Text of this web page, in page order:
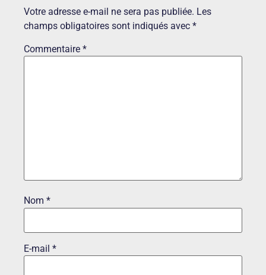
Votre adresse e-mail ne sera pas publiée. Les
champs obligatoires sont indiqués avec *
Commentaire *
Nom *
E-mail *